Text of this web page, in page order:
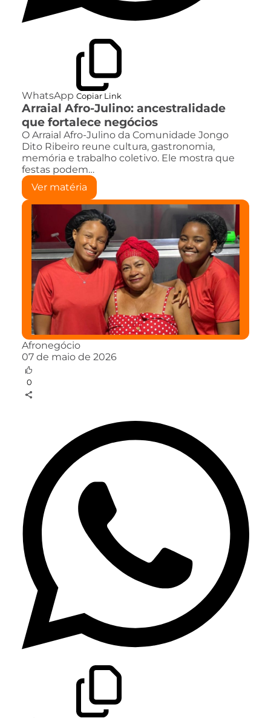
WhatsApp Copiar Link
Arraial Afro-Julino: ancestralidade
que fortalece negócios
O Arraial Afro-Julino da Comunidade Jongo
Dito Ribeiro reune cultura, gastronomia,
memória e trabalho coletivo. Ele mostra que
festas podem…
Ver matéria
Afronegócio
07 de maio de 2026
0